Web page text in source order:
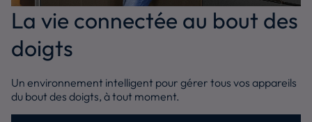
La vie connectée au bout des
doigts
Un environnement intelligent pour gérer tous vos appareils
du bout des doigts, à tout moment.